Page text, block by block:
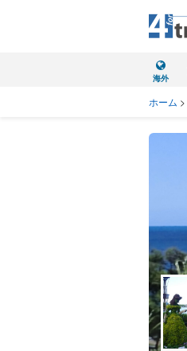
海外
ホーム >